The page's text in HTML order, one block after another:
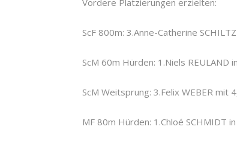
Vordere Platzierungen erzielten:
ScF 800m: 3.Anne-Catherine
ScM 60m Hürden: 1.Niels REULAND
ScM Weitsprung: 3.Felix WEBER mit
MF 80m Hürden: 1.Chloé SCHMIDT